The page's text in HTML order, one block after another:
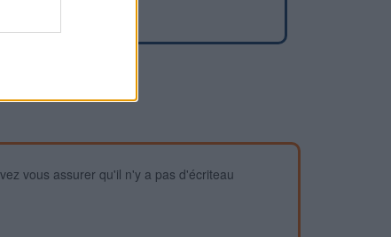
vous assurer qu'il n'y a pas d'écriteau